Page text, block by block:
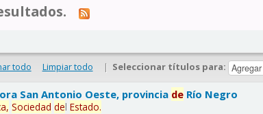
todo Limpiar todo | Seleccionar títulos para:
San Antonio Oeste, provincia de Río Negro
Sociedad delEstado.